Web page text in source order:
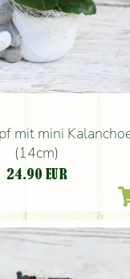
mit mini
(14cm)
24.90 EUR